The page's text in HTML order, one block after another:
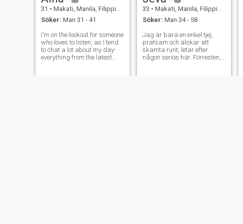
31 • Makati, Manila, Filippinerna
Söker: Man 31 - 41
I'm on the lookout for someone
who loves to listen, as I tend
to chat a lot about my day-
everything from the latest
33 • Makati, Manila, Filippinerna
Söker: Man 34 - 58
Jag är bara en enkel tjej,
pratsam och älskar att
skämta runt, letar efter
någon seriös här. Förresten,